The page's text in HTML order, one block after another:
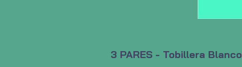
3 PARES - Tobillera Blanco